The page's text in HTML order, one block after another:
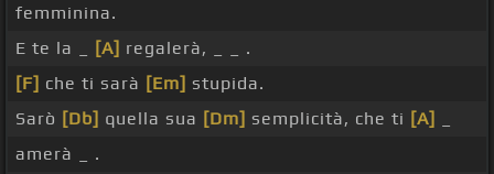
femminina.
E te la _
[A] regalerà, _ _ .
[F] che ti sarà [Em] stupida.
Sarò [Db] quella sua [Dm] semplicità, che ti [A]
amerà _ .